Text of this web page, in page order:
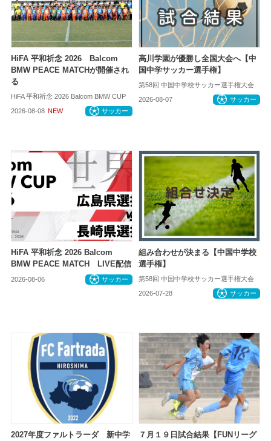
HiFA 平和祈念 2026 Balcom
BMW PEACE MATCHが開催され
る
HiFA 平和祈念 2026 Balcom BMW CUP
2026-08-08 NEW サッカー
高川学園が優勝し全国大会へ【中
国中学サッカー選手権】
第58回 中国中学校サッカー選手権大会
2026-08-07 サッカー
HiFA 平和祈念 2026 Balcom
BMW PEACE MATCH LIVE配信
2026-08-06 サッカー
組み合わせが決まる【中国中学校
選手権】
第58回 中国中学校サッカー選手権大会
2026-07-28 サッカー
2027年度ファルトラーダ 新中学
７月１９日試合結果【FUNリーグ